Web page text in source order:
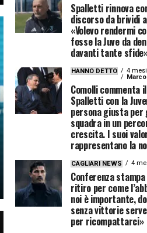
Spalletti rinnova
discorso da brividi
«Volevo rendermi
fosse la Juve da
davanti tante
HANNO DETTO
4
Comolli commenta
Spalletti con la
persona giusta per
squadra in un
crescita. I suoi
rappresentano la
CAGLIARI NEWS 4
Conferenza
ritiro per come
noi è importante,
senza vittorie
per ricompattarci»